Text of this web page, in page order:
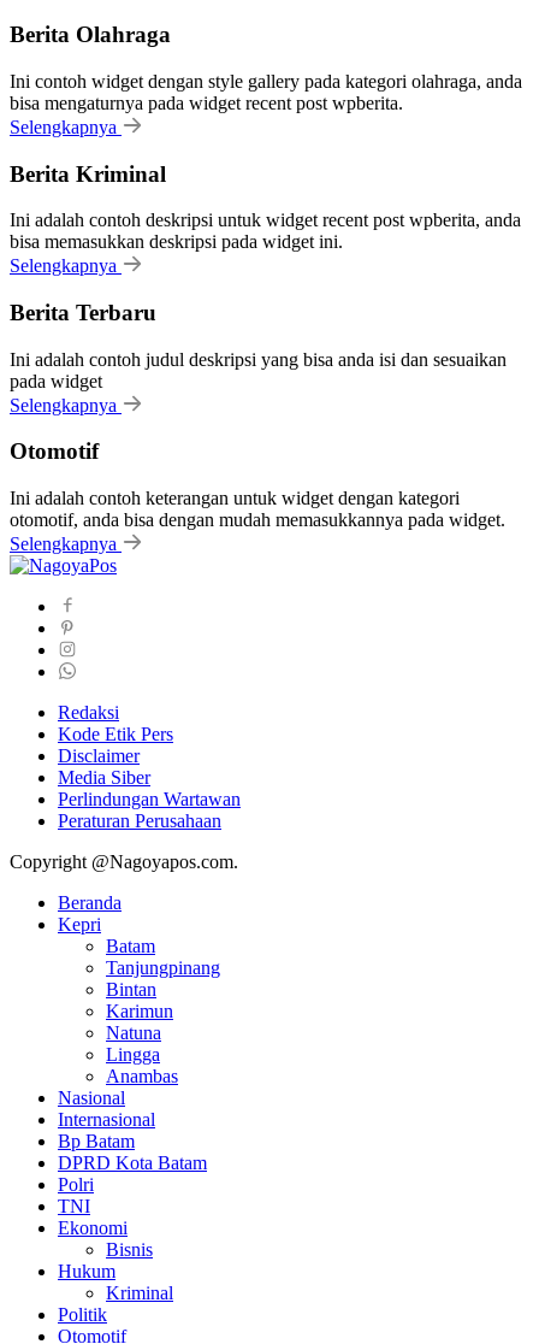
Berita Olahraga
Ini contoh widget dengan style gallery pada kategori olahraga, anda
bisa mengaturnya pada widget recent post wpberita.
Selengkapnya
Berita Kriminal
Ini adalah contoh deskripsi untuk widget recent post wpberita, anda
bisa memasukkan deskripsi pada widget ini.
Selengkapnya
Berita Terbaru
Ini adalah contoh judul deskripsi yang bisa anda isi dan sesuaikan
pada widget
Selengkapnya
Otomotif
Ini adalah contoh keterangan untuk widget dengan kategori
otomotif, anda bisa dengan mudah memasukkannya pada widget.
Selengkapnya
Redaksi
Kode Etik Pers
Disclaimer
Media Siber
Perlindungan Wartawan
Peraturan Perusahaan
Copyright @Nagoyapos.com.
Beranda
Kepri
Batam
Tanjungpinang
Bintan
Karimun
Natuna
Lingga
Anambas
Nasional
Internasional
Bp Batam
DPRD Kota Batam
Polri
TNI
Ekonomi
Bisnis
Hukum
Kriminal
Politik
Otomotif